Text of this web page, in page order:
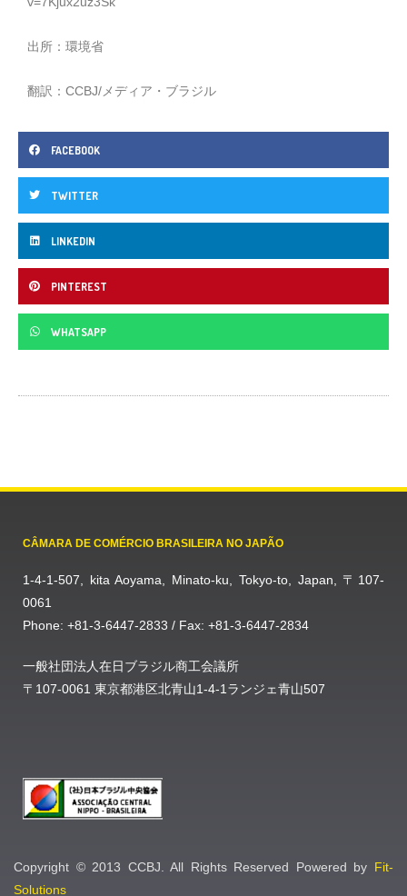
出所：環境省
翻訳：CCBJ/メディア・ブラジル
FACEBOOK
TWITTER
LINKEDIN
PINTEREST
WHATSAPP
CÂMARA DE COMÉRCIO BRASILEIRA NO JAPÃO
1-4-1-507, kita Aoyama, Minato-ku, Tokyo-to, Japan, 〒107-
0061
Phone: +81-3-6447-2833 / Fax: +81-3-6447-2834
一般社団法人在日ブラジル商工会議所
〒107-0061 東京都港区北青山1-4-1ランジェ青山507
Copyright © 2013 CCBJ. All Rights Reserved Powered by Fit-
Solutions